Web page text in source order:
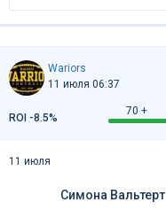
Wariors
11 июля 06:37
70 +
ROI -8.5%
Симона Вальтерт
11 июля